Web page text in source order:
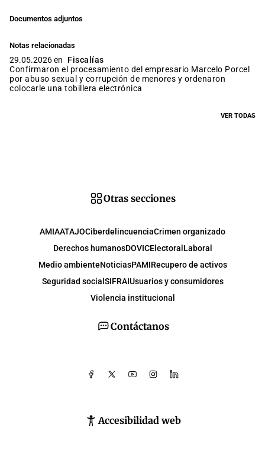
Documentos adjuntos
Notas relacionadas
29.05.2026 en
Fiscalías
Confirmaron el procesamiento del empresario Marcelo Porcel
por abuso sexual y corrupción de menores y ordenaron
colocarle una tobillera electrónica
VER TODAS
Contáctanos
Accesibilidad web
Otras secciones
AMIAATAJOCiberdelincuenciaCrimen organizado
Derechos humanosDOVICElectoralLaboral
Medio ambienteNoticiasPAMIRecupero de activos
Seguridad socialSIFRAIUsuarios y consumidores
Violencia institucional